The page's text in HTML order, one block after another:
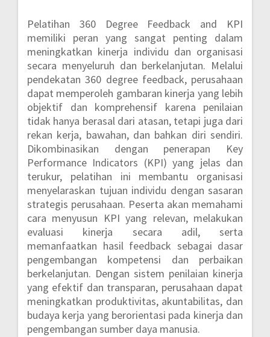
Pelatihan 360 Degree Feedback and KPI
memiliki peran yang sangat penting dalam
meningkatkan kinerja individu dan organisasi
secara menyeluruh dan berkelanjutan. Melalui
pendekatan 360 degree feedback, perusahaan
dapat memperoleh gambaran kinerja yang lebih
objektif dan komprehensif karena penilaian
tidak hanya berasal dari atasan, tetapi juga dari
rekan kerja, bawahan, dan bahkan diri sendiri.
Dikombinasikan dengan penerapan Key
Performance Indicators (KPI) yang jelas dan
terukur, pelatihan ini membantu organisasi
menyelaraskan tujuan individu dengan sasaran
strategis perusahaan. Peserta akan memahami
cara menyusun KPI yang relevan, melakukan
evaluasi kinerja secara adil, serta
memanfaatkan hasil feedback sebagai dasar
pengembangan kompetensi dan perbaikan
berkelanjutan. Dengan sistem penilaian kinerja
yang efektif dan transparan, perusahaan dapat
meningkatkan produktivitas, akuntabilitas, dan
budaya kerja yang berorientasi pada kinerja dan
pengembangan sumber daya manusia.